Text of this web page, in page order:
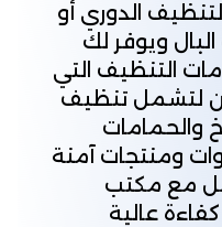
الدوري أو
ويوفر لك
التنظيف التي
لتشمل تنظيف
والحمامات
ومنتجات آمنة
مع مكتب
عالية